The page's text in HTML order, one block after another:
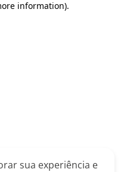
information).
sua experiência e